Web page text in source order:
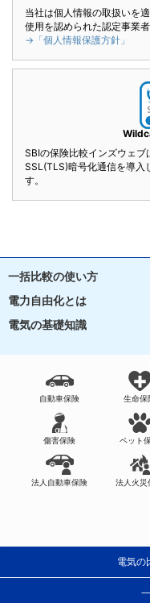
当社は個人情報の取扱いを
使用を認められた認定事業者
→「個人情報保護方針」
SBIの保険比較インズウェ
SSL(TLS)暗号化通信を導入
す。
一括比較の使い方
電力自由化とは
電気の基礎知識
自動車保険 生命保
傷害保険 ペット
法人自動車保険 法人火災
電気の